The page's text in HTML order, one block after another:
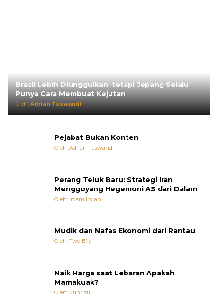
Brasil Lebih Diunggulkan, tetapi Jepang Selalu
Punya Cara Membuat Kejutan
Oleh: Adrian Tuswandi
Pejabat Bukan Konten
Oleh: Adrian Tuswandi
Perang Teluk Baru: Strategi Iran
Menggoyang Hegemoni AS dari Dalam
Oleh: Irdam Imran
Mudik dan Nafas Ekonomi dari Rantau
Oleh: Two Efly
Naik Harga saat Lebaran Apakah
Mamakuak?
Oleh: Zuhrizul